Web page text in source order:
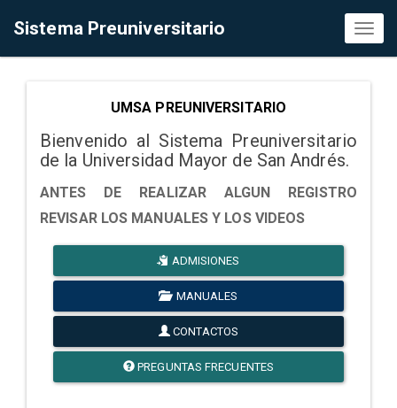
Sistema Preuniversitario
UMSA PREUNIVERSITARIO
Bienvenido al Sistema Preuniversitario
de la Universidad Mayor de San Andrés.
ANTES DE REALIZAR ALGUN REGISTRO
REVISAR LOS MANUALES Y LOS VIDEOS
ADMISIONES
MANUALES
CONTACTOS
PREGUNTAS FRECUENTES